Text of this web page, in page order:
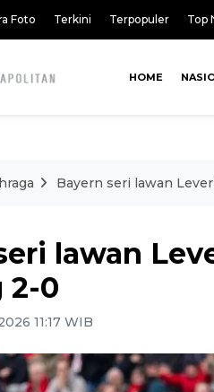
Foto Terkini Terpopuler Top
HOME
Bayern seri lawan
lawan
2-0
11:17 WIB